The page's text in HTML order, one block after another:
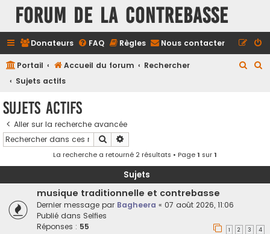
FORUM DE LA CONTREBASSE
Donateurs FAQ Règles Nous contacter
Portail Accueil du forum
Rechercher
Sujets actifs
Sujets actifs
Aller sur la recherche avancée
Rechercher
La recherche a retourné 2 résultats • Page1 sur1
Sujets
musique traditionnelle et contrebasse
Dernier message par Bagheera « 07 août 2026, 11:06
Publié dans Selfies
Réponses : 55 1 2 3 4